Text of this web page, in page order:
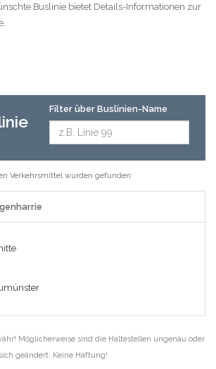
Buslinie bietet Details-Informationen zur
Filter über Buslinien-Name
Verkehrsmittel wurden gefunden:
Möglicherweise sind die Haltestellen ungenau oder
geändert. Keine Haftung!